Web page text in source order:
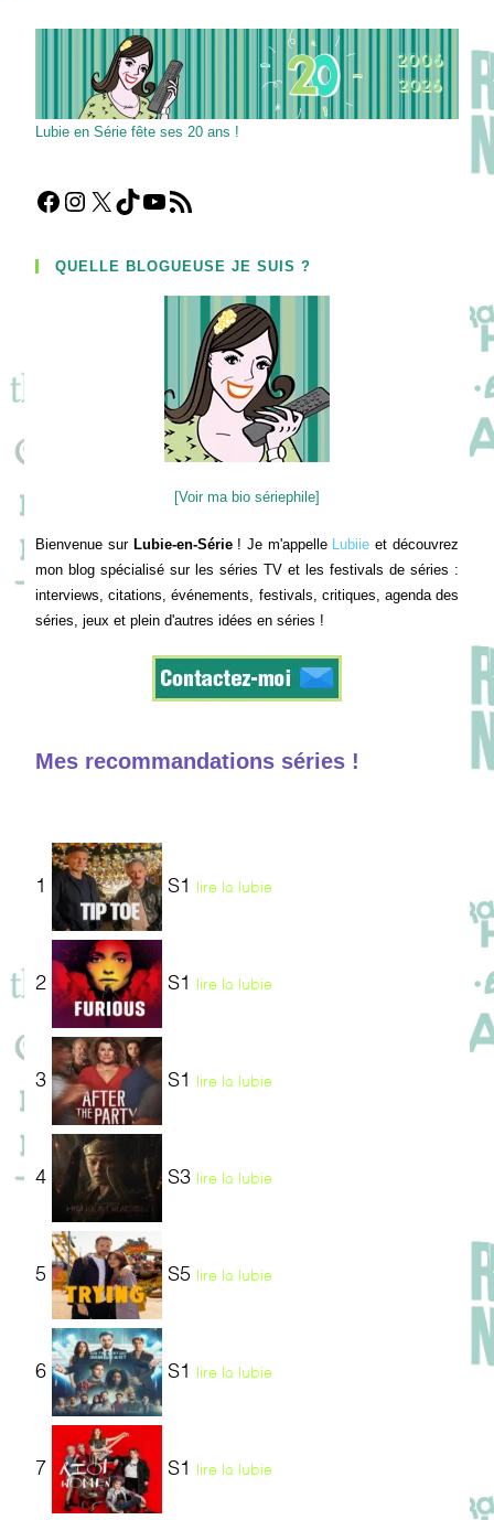
Lubie en Série fête ses 20 ans !
Facebook
Instagram
X TikTokYouTube
Flux RSS
QUELLE BLOGUEUSE JE SUIS ?
[Voir ma bio sériephile]
Bienvenue sur Lubie-en-Série! Je m'appelle Lubiie et découvrez
mon blog spécialisé sur les séries TV et les festivals de séries :
interviews, citations, événements, festivals, critiques, agenda des
séries, jeux et plein d'autres idées en séries !
Mes recommandations séries !
1 S1 lire la lubie
2 S1 lire la lubie
3 S1 lire la lubie
4 S3 lire la lubie
5 S5 lire la lubie
6 S1 lire la lubie
7 S1 lire la lubie